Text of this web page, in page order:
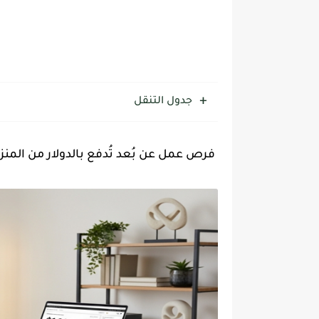
جدول التنقل
فرص عمل عن بُعد تُدفع بالدولار من